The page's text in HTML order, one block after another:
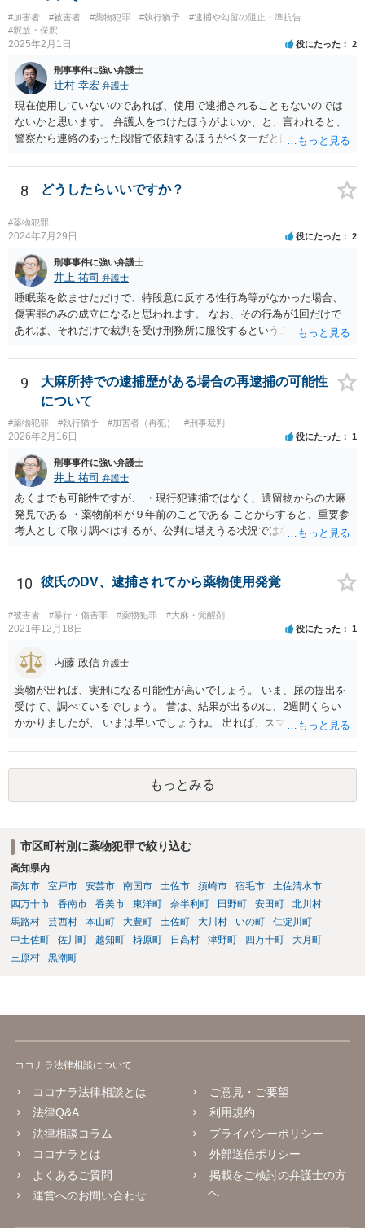
#加害者 #被害者 #薬物犯罪 #執行猶予
#逮捕や勾留の阻止・準抗告
#釈放・保釈
2025年2月1日 役にたった 2
刑事事件に強い弁護士
辻村 幸宏 弁護士
現在使用していないのであれば、使用で逮捕されることもないのでは
ないかと思います。 弁護人をつけたほうがよいか、と、言われると、
警察から連絡のあった段階で依頼するほうがベターだとは思います。
すめします。勾留については、そもそも逮捕されるかどうかもわかり
ませんが、逮捕された場合には基本的には10日処理となるのではない
8 どうしたらいいですか？
#薬物犯罪
2024年7月29日 役にたった 2
刑事事件に強い弁護士
井上 祐司 弁護士
睡眠薬を飲ませただけで、特段意に反する性行為等がなかった場合、
傷害罪のみの成立になると思われます。 なお、その行為が1回だけで
あれば、それだけで裁判を受け刑務所に服役するということは考えに
9
大麻所持での逮捕歴がある場合の再逮捕の可能性
について
#薬物犯罪 #執行猶予 #加害者（再犯） #刑事裁判
2026年2月16日 役にたった 1
刑事事件に強い弁護士
井上 祐司 弁護士
あくまでも可能性ですが、 ・現行犯逮捕ではなく、遺留物からの大麻
発見である ・薬物前科が９年前のことである ことからすると、重要参
考人として取り調べはするが、公判に堪えうる状況ではないとして、
す。
10 彼氏のDV、逮捕されてから薬物使用発覚
#被害者 #暴行・傷害罪 #薬物犯罪 #大麻・覚醒剤
2021年12月18日 役にたった 1
内藤 政信 弁護士
薬物が出れば、実刑になる可能性が高いでしょう。 いま、尿の提出を
受けて、調べているでしょう。 昔は、結果が出るのに、2週間くらい
かかりましたが、 いまは早いでしょうね。 出れば、スマホの押収と家
もっとみる
市区町村別に薬物犯罪で絞り込む
高知県内
高知市
室戸市 安芸市 南国市 土佐市 須崎市 宿毛市
土佐清水市
四万十市
香南市 香美市 東洋町 奈半利町 田野町 安田町
北川村
馬路村
芸西村 本山町 大豊町 土佐町 大川村 いの町
仁淀川町
中土佐町
佐川町 越知町 梼原町 日高村 津野町 四万十町
大月町
三原村
黒潮町
ココナラ法律相談について
ココナラ法律相談とは
法律Q&A
法律相談コラム
ココナラとは
よくあるご質問
運営へのお問い合わせ
ご意見・ご要望
利用規約
プライバシーポリシー
外部送信ポリシー
掲載をご検討の弁護士の方
へ